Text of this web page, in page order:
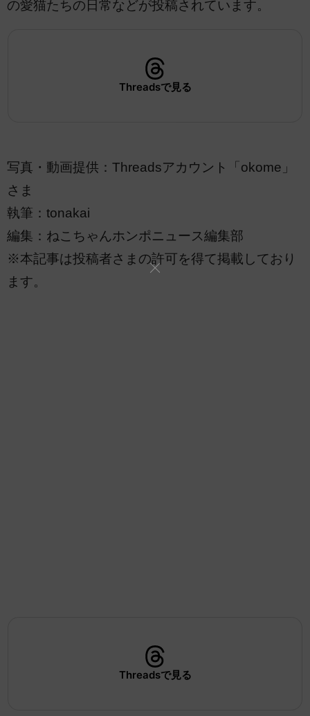
の愛猫たちの日常などが投稿されています。
Threadsで見る
写真・動画提供：Threadsアカウント「okome」
さま
執筆：tonakai
編集：ねこちゃんホンポニュース編集部
※本記事は投稿者さまの許可を得て掲載しており
ます。
Threadsで見る